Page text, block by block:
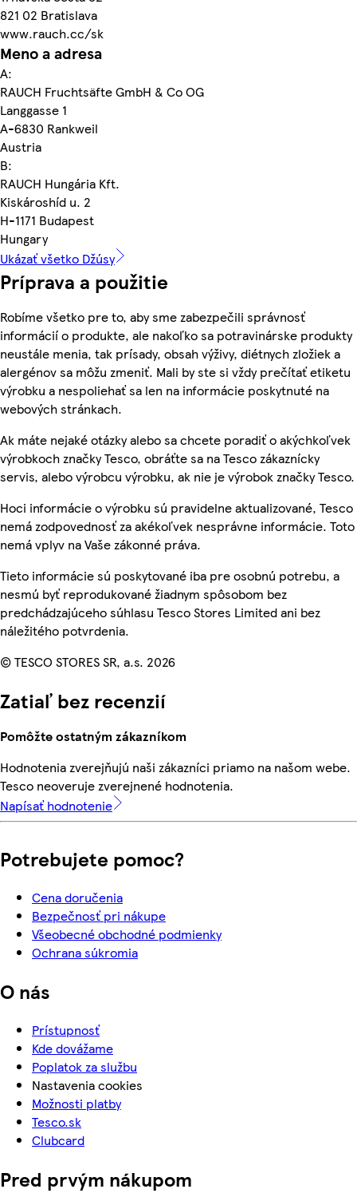
821 02 Bratislava
www.rauch.cc/sk
Meno a adresa
A:
RAUCH Fruchtsäfte GmbH & Co OG
Langgasse 1
A-6830 Rankweil
Austria
B:
RAUCH Hungária Kft.
Kiskároshíd u. 2
H-1171 Budapest
Hungary
Ukázať všetko Džúsy
Príprava a použitie
Robíme všetko pre to, aby sme zabezpečili správnosť
informácií o produkte, ale nakoľko sa potravinárske produkty
neustále menia, tak prísady, obsah výživy, diétnych zložiek a
alergénov sa môžu zmeniť. Mali by ste si vždy prečítať etiketu
výrobku a nespoliehať sa len na informácie poskytnuté na
webových stránkach.
Ak máte nejaké otázky alebo sa chcete poradiť o akýchkoľvek
výrobkoch značky Tesco, obráťte sa na Tesco zákaznícky
servis, alebo výrobcu výrobku, ak nie je výrobok značky Tesco.
Hoci informácie o výrobku sú pravidelne aktualizované, Tesco
nemá zodpovednosť za akékoľvek nesprávne informácie. Toto
nemá vplyv na Vaše zákonné práva.
Tieto informácie sú poskytované iba pre osobnú potrebu, a
nesmú byť reprodukované žiadnym spôsobom bez
predchádzajúceho súhlasu Tesco Stores Limited ani bez
náležitého potvrdenia.
© TESCO STORES SR, a.s. 2026
Zatiaľ bez recenzií
Pomôžte ostatným zákazníkom
Hodnotenia zverejňujú naši zákazníci priamo na našom webe.
Tesco neoveruje zverejnené hodnotenia.
Napísať hodnotenie
Potrebujete pomoc?
Cena doručenia
Bezpečnosť pri nákupe
Všeobecné obchodné podmienky
Ochrana súkromia
O nás
Prístupnosť
Kde dovážame
Poplatok za službu
Nastavenia cookies
Možnosti platby
Tesco.sk
Clubcard
Pred prvým nákupom